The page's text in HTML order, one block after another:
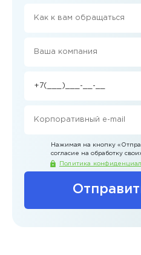
Нажимая на кнопку
согласие на обработку
Политика